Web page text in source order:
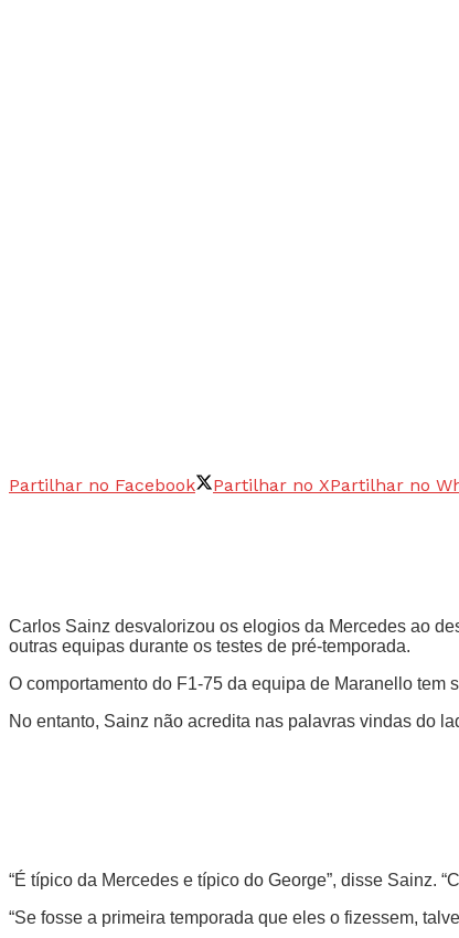
Partilhar no Facebook Partilhar no XPartilhar no
Carlos Sainz desvalorizou os elogios da Mercedes ao
outras equipas durante os testes de pré-temporada.
O comportamento do F1-75 da equipa de Maranello
No entanto, Sainz não acredita nas palavras vindas do
“É típico da Mercedes e típico do George”, disse Sainz.
“Se fosse a primeira temporada que eles o fizessem,